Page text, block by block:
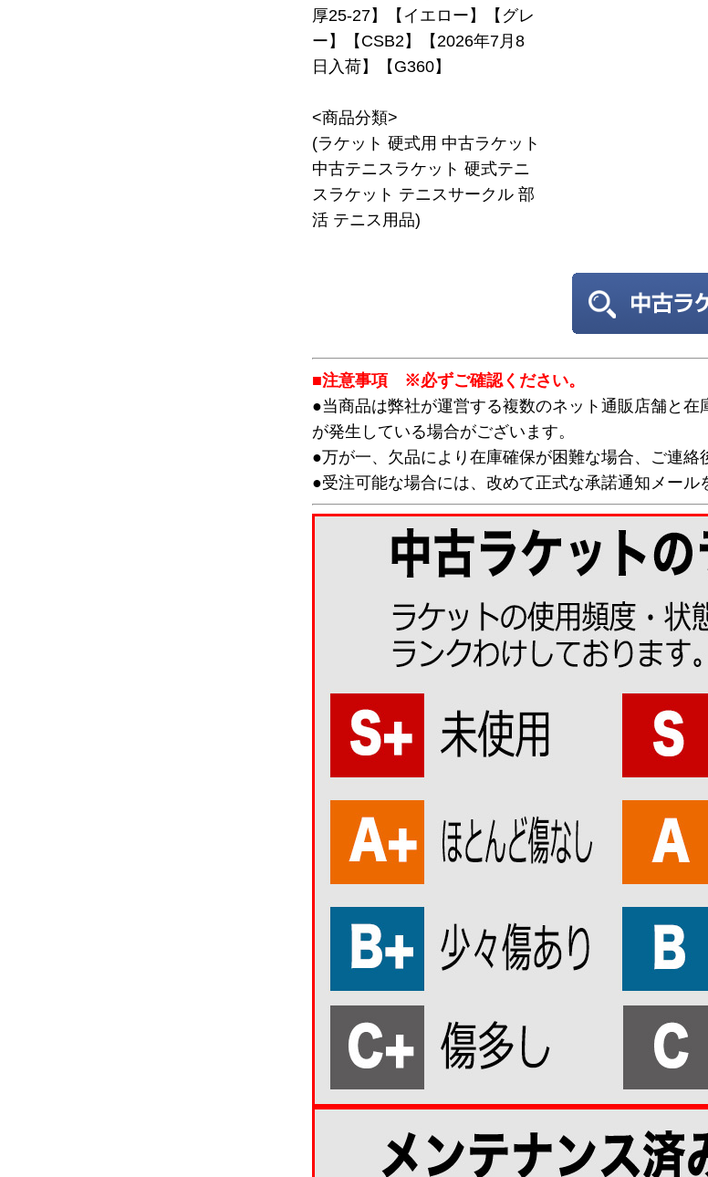
厚25-27】【イエロー】【グレ
ー】【CSB2】【2026年7月8
日入荷】【G360】
<商品分類>
(ラケット 硬式用 中古ラケット
中古テニスラケット 硬式テニ
スラケット テニスサークル 部
活 テニス用品)
■注意事項 ※必ずご確認ください。
●当商品は弊社が運営する複数のネット通販店舗と
が発生している場合がございます。
●万が一、欠品により在庫確保が困難な場合、ご連絡
●受注可能な場合には、改めて正式な承諾通知メール